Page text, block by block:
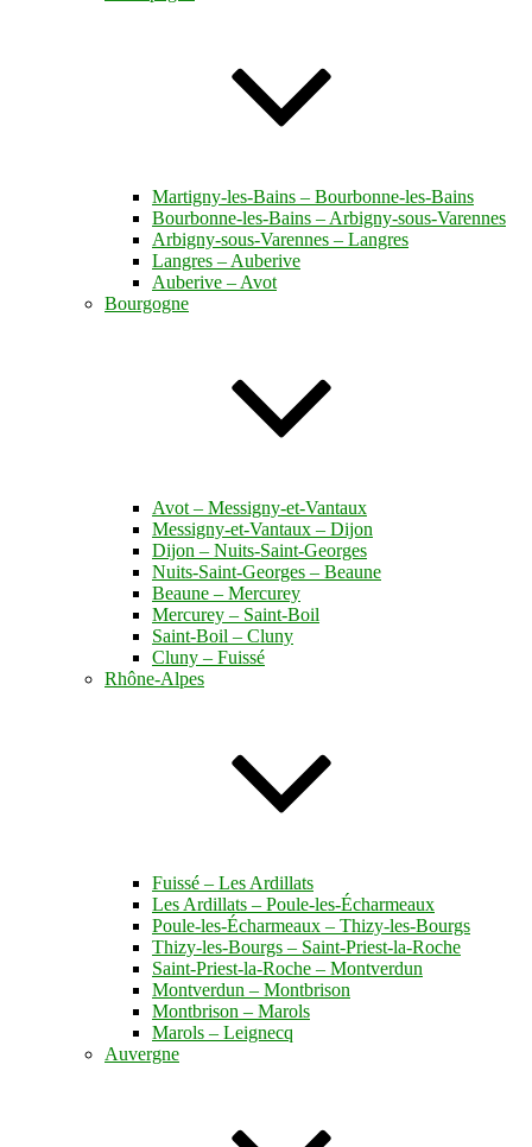
Martigny-les-Bains – Bourbonne-les-Bains
Bourbonne-les-Bains – Arbigny-sous-Varennes
Arbigny-sous-Varennes – Langres
Langres – Auberive
Auberive – Avot
Bourgogne
Avot – Messigny-et-Vantaux
Messigny-et-Vantaux – Dijon
Dijon – Nuits-Saint-Georges
Nuits-Saint-Georges – Beaune
Beaune – Mercurey
Mercurey – Saint-Boil
Saint-Boil – Cluny
Cluny – Fuissé
Rhône-Alpes
Fuissé – Les Ardillats
Les Ardillats – Poule-les-Écharmeaux
Poule-les-Écharmeaux – Thizy-les-Bourgs
Thizy-les-Bourgs – Saint-Priest-la-Roche
Saint-Priest-la-Roche – Montverdun
Montverdun – Montbrison
Montbrison – Marols
Marols – Leignecq
Auvergne